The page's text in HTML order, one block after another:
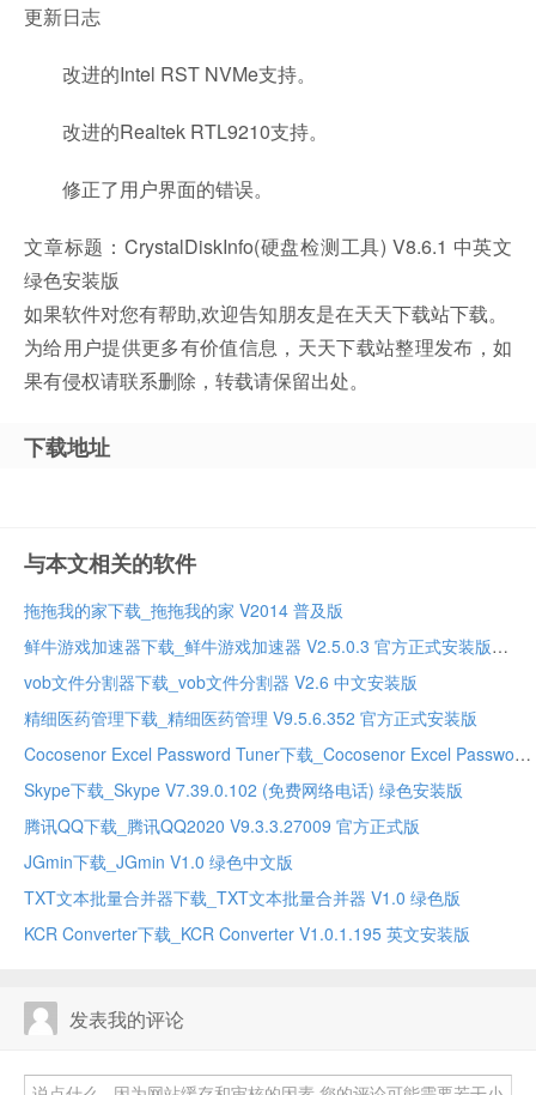
更新日志
改进的Intel RST NVMe支持。
改进的Realtek RTL9210支持。
修正了用户界面的错误。
文章标题：CrystalDiskInfo(硬盘检测工具) V8.6.1 中英文
绿色安装版
如果软件对您有帮助,欢迎告知朋友是在天天下载站下载。
为给用户提供更多有价值信息，天天下载站整理发布，如
果有侵权请联系删除，转载请保留出处。
下载地址
与本文相关的软件
拖拖我的家下载_拖拖我的家 V2014 普及版
鲜牛游戏加速器下载_鲜牛游戏加速器 V2.5.0.3 官方正式安装版
vob文件分割器下载_vob文件分割器 V2.6 中文安装版
精细医药管理下载_精细医药管理 V9.5.6.352 官方正式安装版
Cocosenor Excel Password Tuner下载_Cocosenor Excel Password TunerV3.2.0 官方正式版
Skype下载_Skype V7.39.0.102 (免费网络电话) 绿色安装版
腾讯QQ下载_腾讯QQ2020 V9.3.3.27009 官方正式版
JGmin下载_JGmin V1.0 绿色中文版
TXT文本批量合并器下载_TXT文本批量合并器 V1.0 绿色版
KCR Converter下载_KCR Converter V1.0.1.195 英文安装版
发表我的评论